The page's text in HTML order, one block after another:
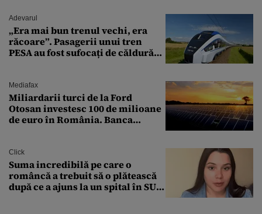
Adevarul
„Era mai bun trenul vechi, era
răcoare”. Pasagerii unui tren
PESA au fost sufocați de căldură
Mediafax
Miliardarii turci de la Ford
Otosan investesc 100 de milioane
de euro în România. Banca
Click
Suma incredibilă pe care o
româncă a trebuit să o plătească
după ce a ajuns la un spital în SUA: